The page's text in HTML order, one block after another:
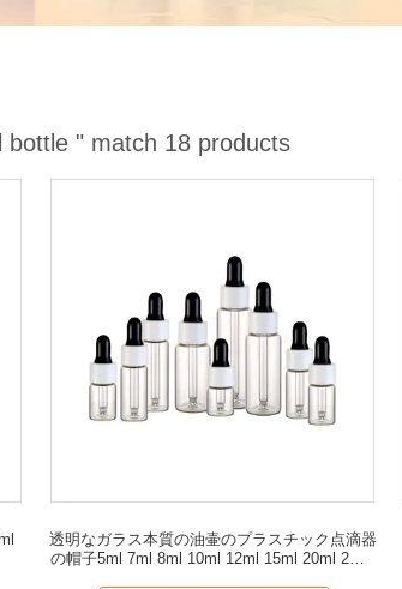
bottle " match 18 products
透明なガラス本質の油壷のプラスチック点滴器
の帽子5ml 7ml 8ml 10ml 12ml 15ml 20ml 25ml